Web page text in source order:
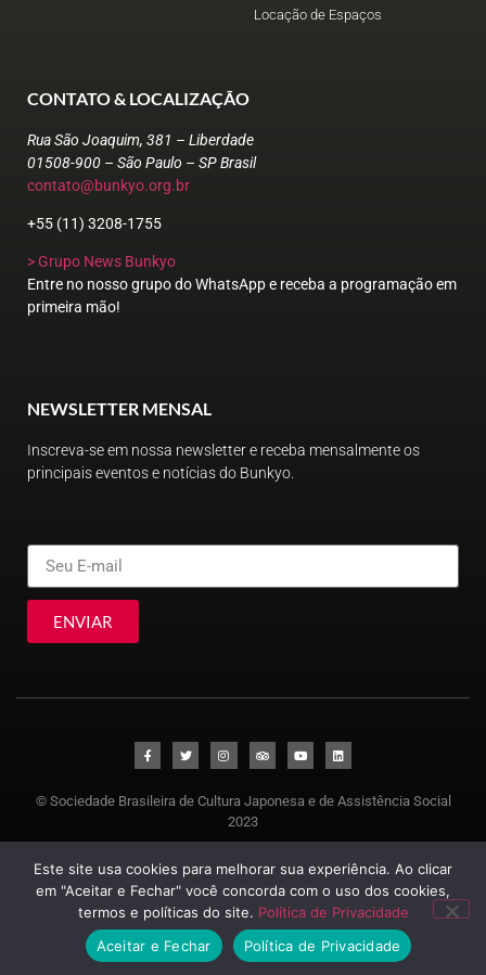
Locação de Espaços
CONTATO & LOCALIZAÇÃO
Rua São Joaquim, 381 – Liberdade
01508-900 – São Paulo – SP Brasil
contato@bunkyo.org.br
+55 (11) 3208-1755
> Grupo News Bunkyo
Entre no nosso grupo do WhatsApp e receba a programação em
primeira mão!
NEWSLETTER MENSAL
Inscreva-se em nossa newsletter e receba mensalmente os
principais eventos e notícias do Bunkyo.
ENVIAR
© Sociedade Brasileira de Cultura Japonesa e de Assistência Social
2023
Este site usa cookies para melhorar sua experiência. Ao clicar
em "Aceitar e Fechar" você concorda com o uso dos cookies,
termos e políticas do site. Política de Privacidade
Aceitar e Fechar
Política de Privacidade